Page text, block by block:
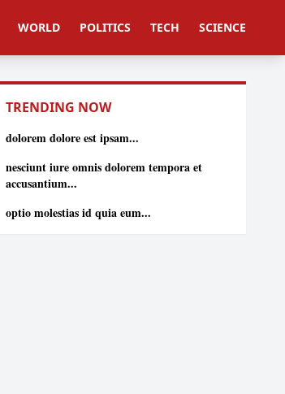
WORLD POLITICS TECH SCIENCE
TRENDING NOW
dolorem dolore est ipsam...
nesciunt iure omnis dolorem tempora et
accusantium...
optio molestias id quia eum...